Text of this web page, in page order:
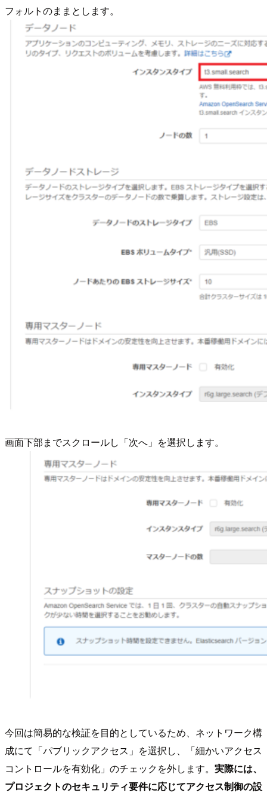
フォルトのままとします。
画面下部までスクロールし「次へ」を選択します。
今回は簡易的な検証を目的としているため、ネットワーク構
成にて「パブリックアクセス」を選択し、「細かいアクセス
コントロールを有効化」のチェックを外します。 実際には、
プロジェクトのセキュリティ要件に応じてアクセス制御の設